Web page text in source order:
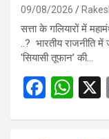
09/08/2026
सत्ता के गलियारों में
..? भारतीय राजनीति
‘सियासी तूफान’ की…
F
W